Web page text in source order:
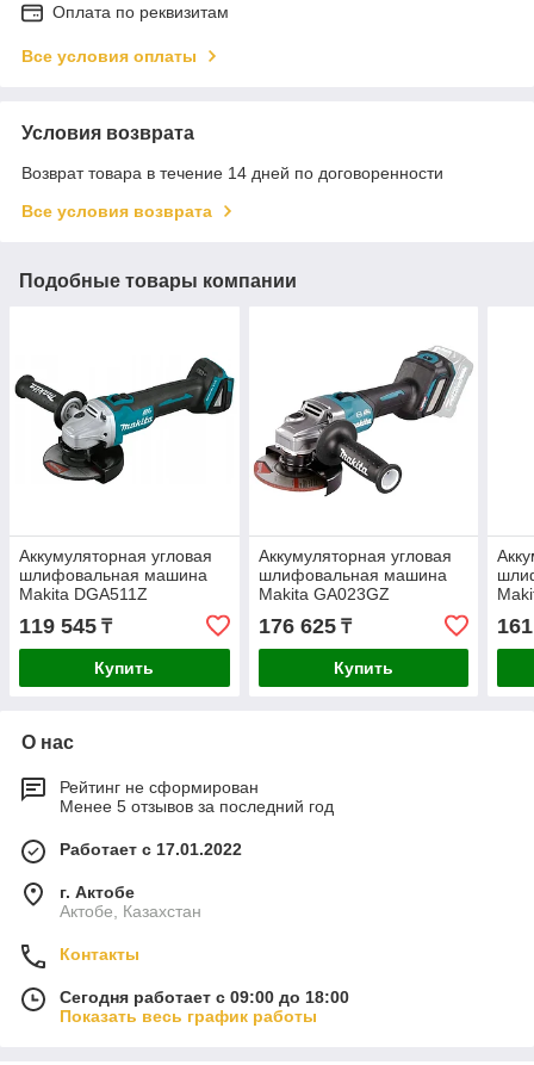
Оплата по реквизитам
Все условия оплаты
Условия возврата
Возврат товара в течение 14 дней по договоренности
Все условия возврата
Подобные товары компании
Аккумуляторная угловая
шлифовальная машина
Makita DGA511Z
119 545 ₸
Купить
Аккумуляторная угловая
шлифовальная машина
Makita GA023GZ
176 625₸
Купить
О нас
Рейтинг не сформирован
Менее 5 отзывов за последний год
Работает с 17.01.2022
г. Актобе
Актобе, Казахстан
Контакты
Сегодня работает с 09:00 до 18:00
Показать весь график работы